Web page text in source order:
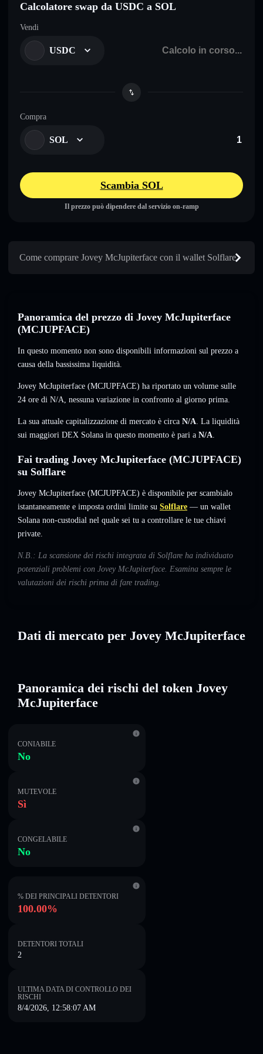
Calcolatore swap da USDC a SOL
Vendi
USDC
Compra
SOL
Scambia SOL
Il prezzo può dipendere dal servizio on-ramp
Come comprare Jovey McJupiterface con il wallet Solflare
Panoramica del prezzo di Jovey McJupiterface
(MCJUPFACE)
In questo momento non sono disponibili informazioni sul prezzo a
causa della bassissima liquidità.
Jovey McJupiterface (MCJUPFACE) ha riportato un volume sulle
24 ore di N/A, nessuna variazione in confronto al giorno prima.
La sua attuale capitalizzazione di mercato è circa N/A. La liquidità
sui maggiori DEX Solana in questo momento è pari a N/A.
Fai trading Jovey McJupiterface (MCJUPFACE)
su Solflare
Jovey McJupiterface (MCJUPFACE) è disponibile per scambialo
istantaneamente e imposta ordini limite su Solflare — un wallet
Solana non-custodial nel quale sei tu a controllare le tue chiavi
private.
N.B.: La scansione dei rischi integrata di Solflare ha individuato
potenziali problemi con Jovey McJupiterface. Esamina sempre le
valutazioni dei rischi prima di fare trading.
Dati di mercato per Jovey McJupiterface
Panoramica dei rischi del token Jovey
McJupiterface
CONIABILE
No
MUTEVOLE
Sì
CONGELABILE
No
% DEI PRINCIPALI DETENTORI
100.00%
DETENTORI TOTALI
2
ULTIMA DATA DI CONTROLLO DEI
RISCHI
8/4/2026, 12:58:07 AM